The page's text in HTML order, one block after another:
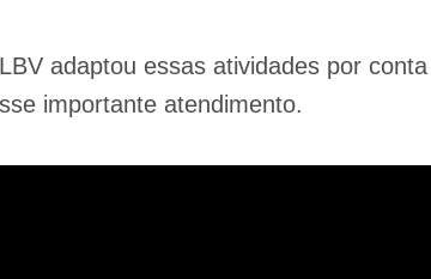
adaptou essas atividades por
importante atendimento.